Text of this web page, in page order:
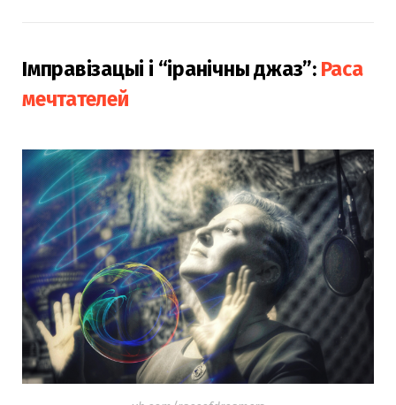
Імправізацыі і “іранічны джаз”: Раса
мечтателей